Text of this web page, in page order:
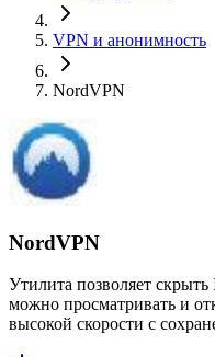
VPN и анонимность
NordVPN
NordVPN
Утилита позволяет скрыть
можно просматривать и
высокой скорости с